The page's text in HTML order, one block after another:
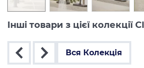
Інші товари з цієї колекції
Вся Колекція